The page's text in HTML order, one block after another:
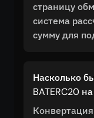
страницу
система
сумму для
Насколько
BATERC20
Конвертация